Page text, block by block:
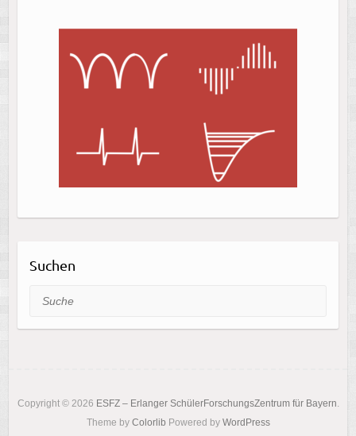
Suchen
Suche
Copyright © 2026 ESFZ – Erlanger SchülerForschungsZentrum für Bayern.
Theme by Colorlib Powered by WordPress